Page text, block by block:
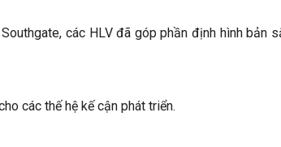
các HLV đã góp phần định hình bản
các thế hệ kế cận phát triển.